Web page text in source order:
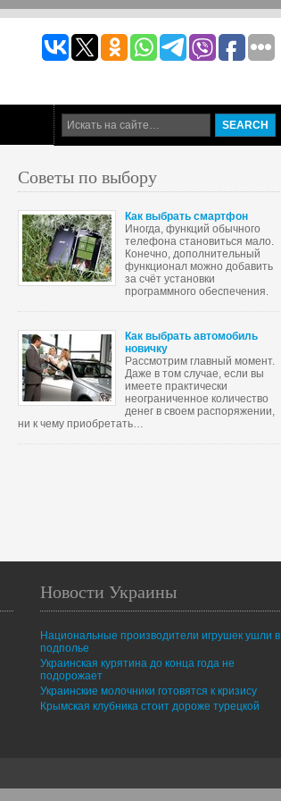
Советы по выбору
Как выбрать смартфон
Иногда, функций обычного
телефона становиться мало.
Конечно, дополнительный
функционал можно добавить
за счёт установки
программного обеспечения.
Как выбрать автомобиль
новичку
Рассмотрим главный момент.
Даже в том случае, если вы
имеете практически
неограниченное количество
денег в своем распоряжении,
ни к чему приобретать…
Новости Украины
Национальные производители игрушек ушли в
подполье
Украинская курятина до конца года не
подорожает
Украинские молочники готовятся к кризису
Крымская клубника стоит дороже турецкой